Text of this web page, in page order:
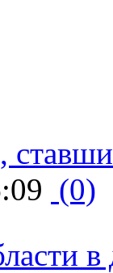
(0)
в